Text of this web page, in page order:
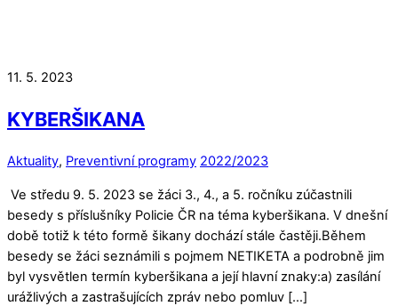
11. 5. 2023
KYBERŠIKANA
Aktuality, Preventivní programy 2022/2023
Ve středu 9. 5. 2023 se žáci 3., 4., a 5. ročníku zúčastnili
besedy s příslušníky Policie ČR na téma kyberšikana. V dnešní
době totiž k této formě šikany dochází stále častěji.Během
besedy se žáci seznámili s pojmem NETIKETA a podrobně jim
byl vysvětlen termín kyberšikana a její hlavní znaky:a) zasílání
urážlivých a zastrašujících zpráv nebo pomluv […]